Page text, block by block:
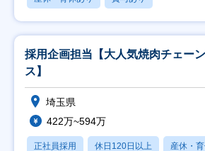
採用企画担当【大人気焼肉チェー
ス】
埼玉県
422万~594万
正社員採用 休日120日以上 産休・